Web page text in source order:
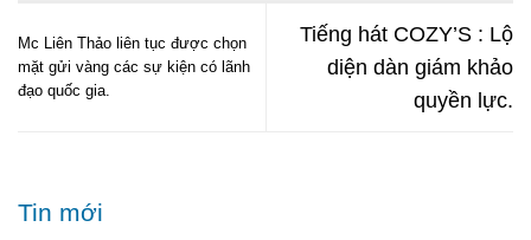
Mc Liên Thảo liên tục được chọn
mặt gửi vàng các sự kiện có lãnh
đạo quốc gia.
Tiếng hát COZY’S : Lộ
diện dàn giám khảo
quyền lực.
Tin mới